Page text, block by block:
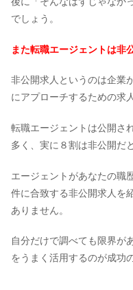
でしょう。
また転職エージェントは非
非公開求人というのは企業
にアプローチするための求
転職エージェントは公開さ
多く、実に８割は非公開だ
エージェントがあなたの職
件に合致する非公開求人を
ありません。
自分だけで調べても限界が
をうまく活用するのが成功